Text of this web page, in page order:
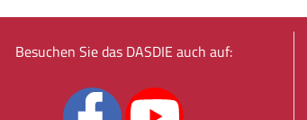
Besuchen Sie das DASDIE auch auf: